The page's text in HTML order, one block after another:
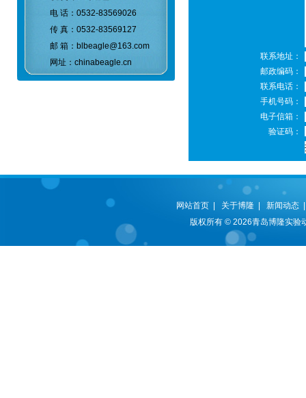
电 话：0532-83569026
传 真：0532-83569127
邮 箱：blbeagle@163.com
网址：chinabeagle.cn
联系地址：
邮政编码：
联系电话：
手机号码：
电子信箱：
验证码：
网站首页 关于博隆 |新闻动态
版权所有 © 2026青岛博隆实验